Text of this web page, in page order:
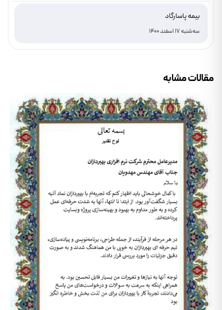
بیمه پاسارگاد
سه‌شنبه 17 اسفند 1400
مقالات مشابه